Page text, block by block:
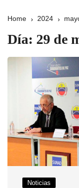
Home 2024
Día: 29 de
Noticias